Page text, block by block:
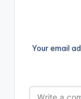
Your email